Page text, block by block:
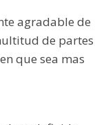
agradable de
de partes
que sea mas